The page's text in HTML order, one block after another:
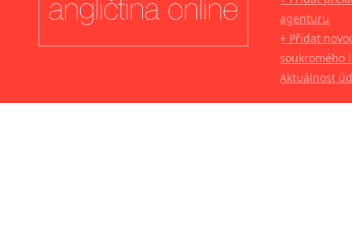
agenturu
+ Přidat
soukromého
Aktuálnost